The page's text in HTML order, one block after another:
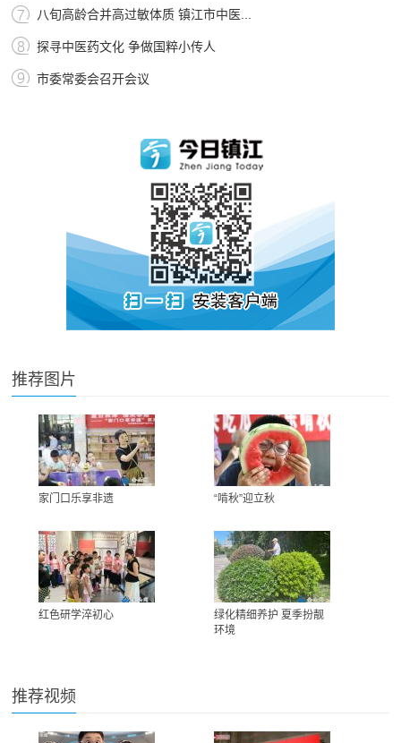
八旬高龄合并高过敏体质 镇江市中医...
探寻中医药文化 争做国粹小传人
市委常委会召开会议
推荐图片
家门口乐享非遗 “啃秋”迎立秋
红色研学淬初心
绿化精细养护 夏季扮靓
环境
推荐视频